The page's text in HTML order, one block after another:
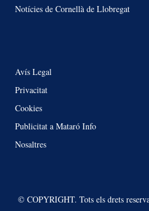
Notícies de Cornellà de Llobregat
Avís Legal
Privacitat
Cookies
Publicitat a Mataró Info
Nosaltres
© COPYRIGHT. Tots els drets